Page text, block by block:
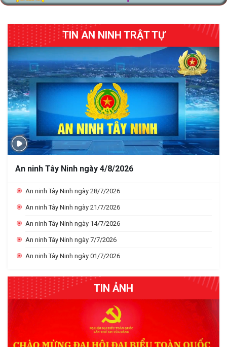
Thông báo tìm người bị hại
Công an tỉnh Tây Ninh triển khai lấy ý kiến đánh giá kết quả cải
cách hành chính năm 2026
TIN AN NINH TRẬT TỰ
An ninh Tây Ninh ngày 4/8/2026
An ninh Tây Ninh ngày 28/7/2026
An ninh Tây Ninh ngày 21/7/2026
An ninh Tây Ninh ngày 14/7/2026
An ninh Tây Ninh ngày 7/7/2026
An ninh Tây Ninh ngày 01/7/2026
TIN ẢNH